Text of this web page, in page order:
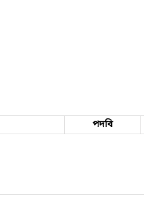
পদবি